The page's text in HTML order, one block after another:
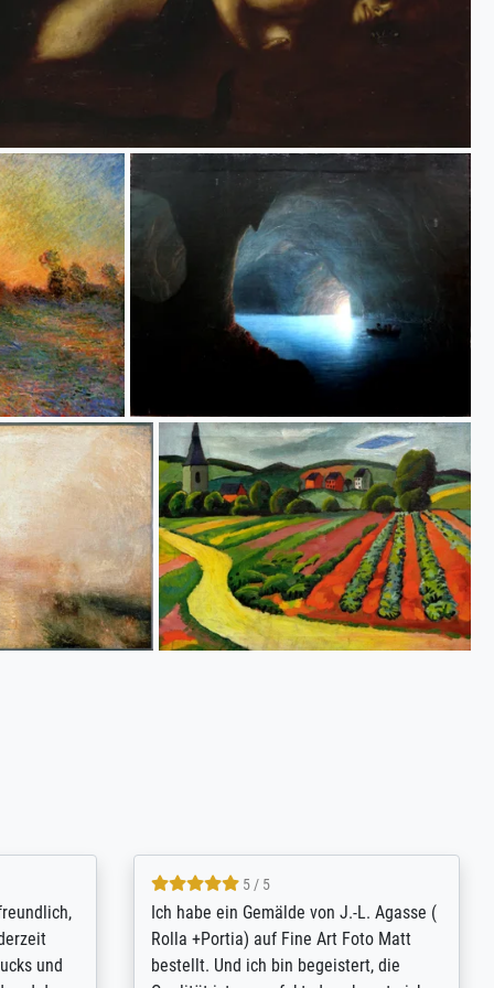
is
4.8 / 5
Qualité absolument irréprochable.
Extraordinaire diversité des thèmes
abordés et personnalisation des